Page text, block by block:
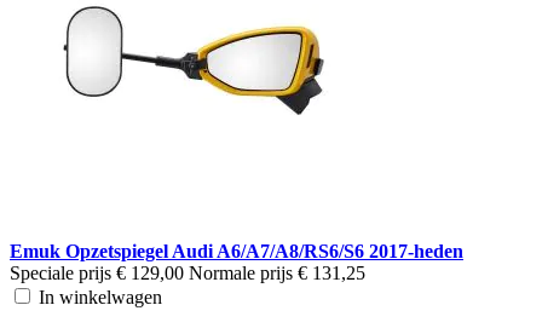
Emuk Opzetspiegel Audi A6/A7/A8/RS6/S6 2017-heden
Speciale prijs € 129,00 Normale prijs € 131,25
In winkelwagen